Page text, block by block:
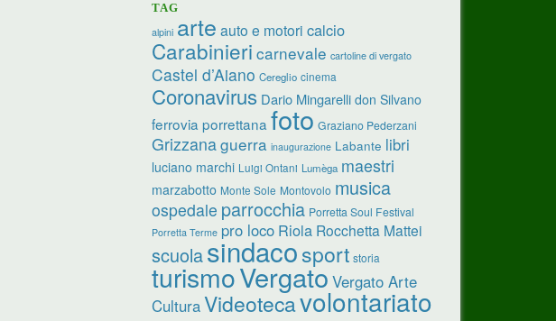
TAG
alpini arte auto e motori calcio
Carabinieri carnevale cartoline di vergato
Castel d’Aiano Cereglio cinema
Coronavirus Dario Mingarelli don Silvano
ferrovia porrettana foto Graziano Pederzani
Grizzanaguerra inaugurazione Labante libri
luciano marchi Luigi Ontani Lumèga maestri
marzabotto Monte Sole Montovolo musica
ospedale parrocchia Porretta Soul Festival
Porretta Terme pro loco Riola Rocchetta Mattei
scuolasindacosport storia
turismoVergato Vergato Arte
CulturaVideotecavolontariato